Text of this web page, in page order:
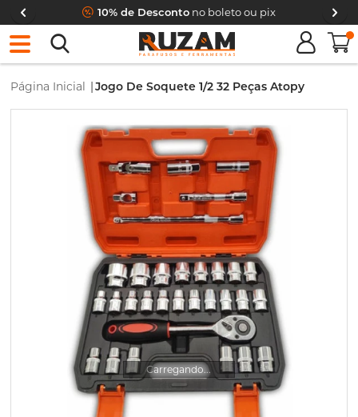
10% de Descontono boleto ou pix
0
Página Inicial |Jogo De Soquete 1/2 32 Peças Atopy
Carregando...